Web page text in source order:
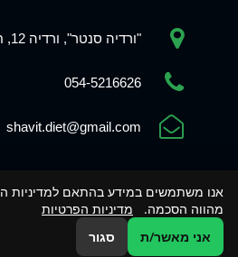
"ורדיה סנטר", ורדיה 12, חיפה
054-5216626
shavit.diet@gmail.com
עיצוב ובניית אתרים -
אנו משתמשים במידע בהתאם למדיניות
מהווה הסכמה. מדיניות הפרטיות
אני מאשר/ת
סגור